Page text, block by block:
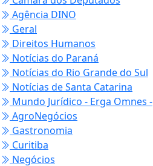
Agência DINO
Geral
Direitos Humanos
Notícias do Paraná
Notícias do Rio Grande do Sul
Notícias de Santa Catarina
Mundo Jurídico - Erga Omnes -
AgroNegócios
Gastronomia
Curitiba
Negócios